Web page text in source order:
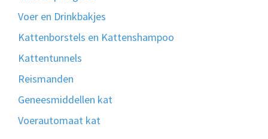
Voer en Drinkbakjes
Kattenborstels en Kattenshampoo
Kattentunnels
Reismanden
Geneesmiddellen kat
Voerautomaat kat